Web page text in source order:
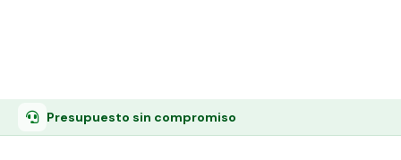
Presupuesto sin compromiso